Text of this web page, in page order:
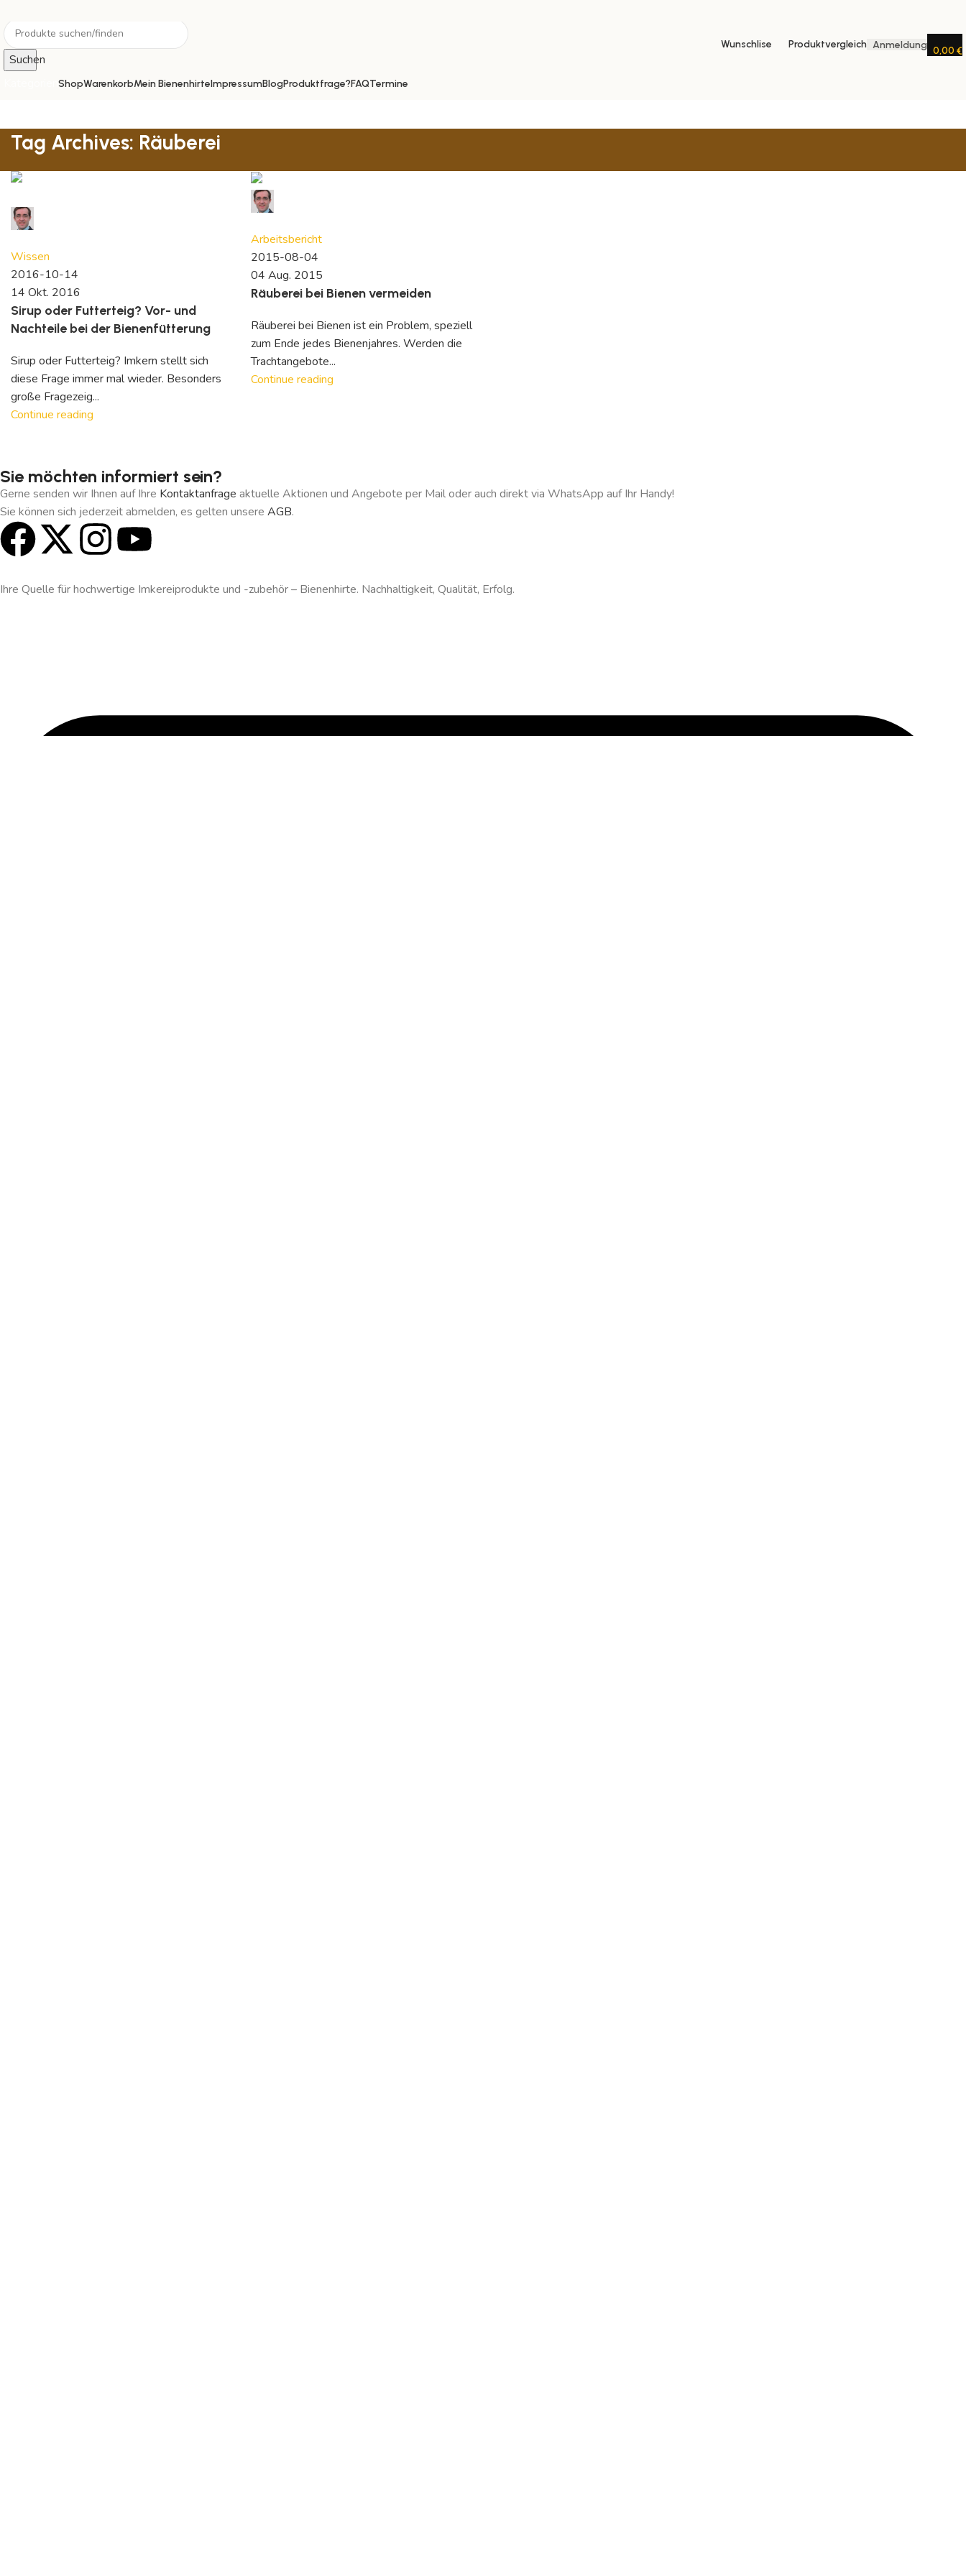
Suchen
Wunschlise Produktvergleich Anmeldung 0,00 €
ShopWarenkorbMein BienenhirteImpressumBlogProduktfrage?FAQTermine
Tag Archives: Räuberei
Wissen
2016-10-14
14 Okt. 2016
Sirup oder Futterteig? Vor- und
Nachteile bei der Bienenfütterung
Sirup oder Futterteig? Imkern stellt sich
diese Frage immer mal wieder. Besonders
große Fragezeig...
Continue reading
Arbeitsbericht
2015-08-04
04 Aug. 2015
Räuberei bei Bienen vermeiden
Räuberei bei Bienen ist ein Problem, speziell
zum Ende jedes Bienenjahres. Werden die
Trachtangebote...
Continue reading
Sie möchten informiert sein?
Gerne senden wir Ihnen auf Ihre Kontaktanfrage aktuelle Aktionen und Angebote per Mail oder auch direkt via WhatsApp auf Ihr Handy!
Sie können sich jederzeit abmelden, es gelten unsereAGB.
Ihre Quelle für hochwertige Imkereiprodukte und -zubehör – Bienenhirte. Nachhaltigkeit, Qualität, Erfolg.